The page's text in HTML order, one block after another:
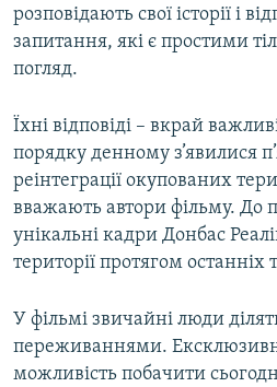
розповідають свої історії і
запитання, які є простими
погляд.
Їхні відповіді – вкрай
порядку денному з’явилися
реінтеграції окупованих
вважають автори фільму. До
унікальні кадри Донбас
території протягом останніх
У фільмі звичайні люди
переживаннями.
можливість побачити